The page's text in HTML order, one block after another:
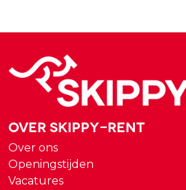
Over Skippy-rent
Over ons
Openingstijden
Vacatures